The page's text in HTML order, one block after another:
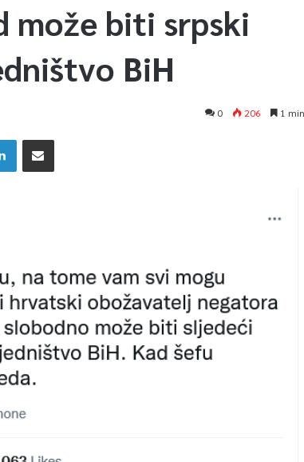
može biti srpski
BiH
0 206 1